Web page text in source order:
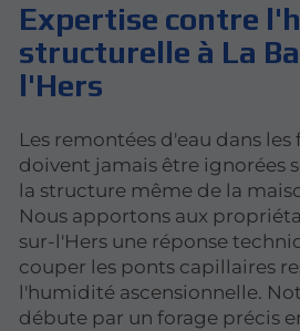
Expertise contre
structurelle à La
l'Hers
Les remontées d'eau dans
doivent jamais être ignorées
la structure même de la
Nous apportons aux
sur-l'Hers une réponse
couper les ponts capillaires
l'humidité ascensionnelle.
débute par un forage précis